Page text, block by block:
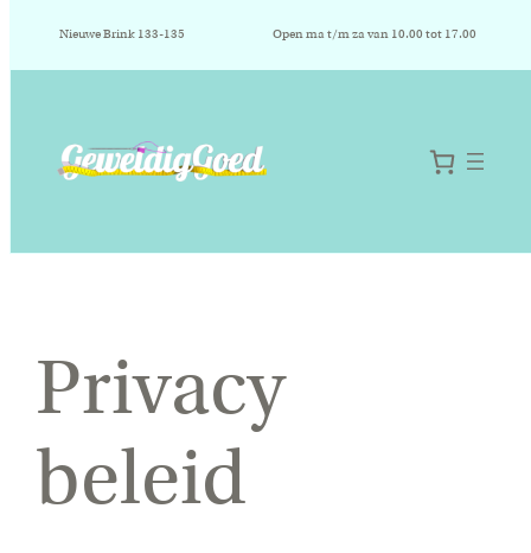
Nieuwe Brink 133-135 Open ma t/m za van 10.00 tot 17.00
Privacy
beleid